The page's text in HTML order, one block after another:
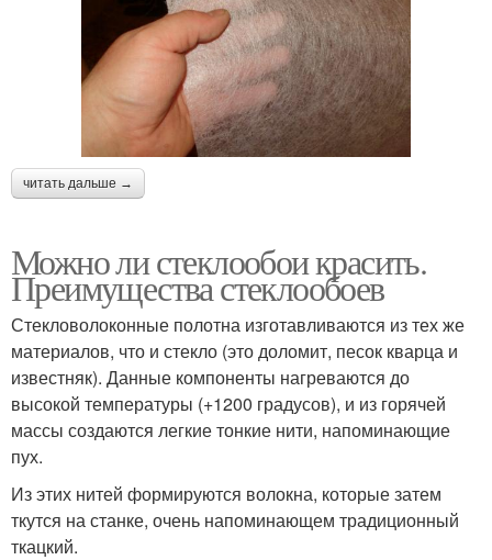
читать дальше →
Можно ли стеклообои красить.
Преимущества стеклообоев
Стекловолоконные полотна изготавливаются из тех же
материалов, что и стекло (это доломит, песок кварца и
известняк). Данные компоненты нагреваются до
высокой температуры (+1200 градусов), и из горячей
массы создаются легкие тонкие нити, напоминающие
пух.
Из этих нитей формируются волокна, которые затем
ткутся на станке, очень напоминающем традиционный
ткацкий.